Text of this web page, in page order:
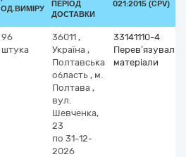
ОД.ВИМІРУ
ПЕРІОД
ДОСТАВКИ
021:2015 (CPV)
96
штука
36011 ,
Україна ,
Полтавська
область , м.
Полтава ,
вул.
Шевченка,
23
по 31-12-
2026
33141110-4
матеріали